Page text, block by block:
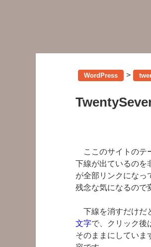
WordPress >
ここのサイトのテ
下線が出ているの
が全部リンクになっ
残念な気になるので
下線を消すだけだ
文字で、クリック後
そのままにしていま